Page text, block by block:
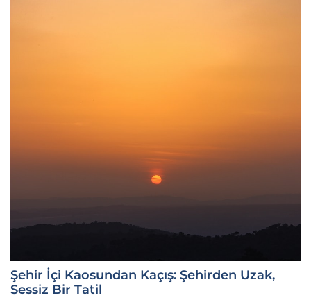
Şehir İçi Kaosundan Kaçış: Şehirden Uzak,
Sessiz Bir Tatil